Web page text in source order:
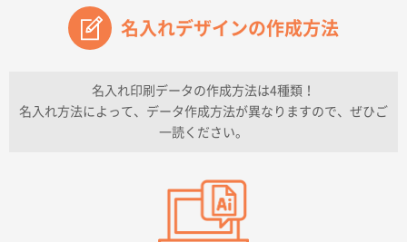
兵庫県のお客様
チケットホルダー ダブルポケット
上記のとおりです。
柳さんの対応が素晴らしかった。
名入れデザインの作成方法
名入れ印刷データの作成方法は4種類！
名入れ方法によって、データ作成方法が異なりますので、ぜひご
一読ください。